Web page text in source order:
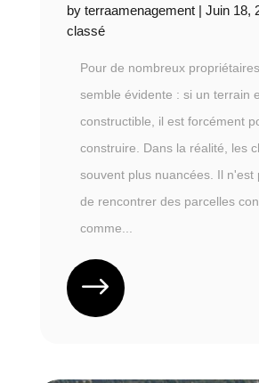
by terraamenagement| Juin 18,
classé
Pour de nombreux
semble évidente : si un terrain
constructible, il est forcément
construire. Dans la réalité, les
souvent plus nuancées. Il n'est
de rencontrer des parcelles
comme...